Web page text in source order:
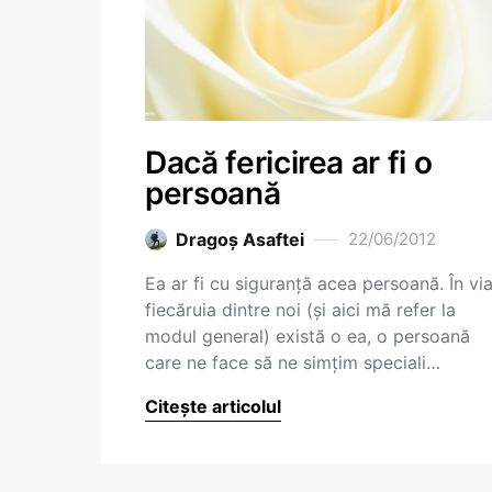
Dacă fericirea ar fi o
persoană
Dragoş Asaftei 22/06/2012
Ea ar fi cu siguranță acea persoană. În
fiecăruia dintre noi (și aici mă refer la
modul general) există o ea, o persoană
care ne face să ne simțim speciali…
Citește articolul